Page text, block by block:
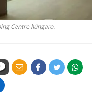
Centre húngaro.